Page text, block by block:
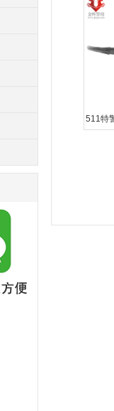
511特